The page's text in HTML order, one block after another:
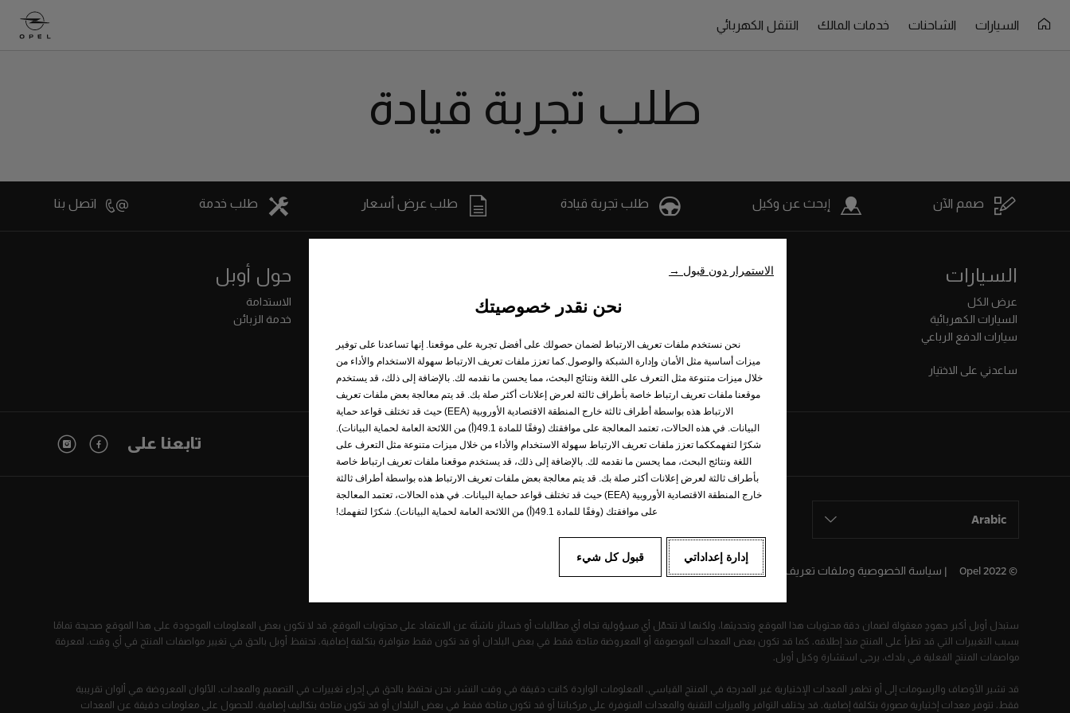
السيارات الشاحنات خدمات المالك التنقل الكهربائي
طلب تجربة قيادة
صمم الآن إبحث عن وكيل طلب تجربة قيادة طلب عرض أسعار طلب خدمة اتصل بنا
السيارات
عرض الكل
السيارات الكهربائية
سيارات الدفع الرباعي
ساعدني على الاختيار
الشاحنات
مقاطع فيديو التقنيات
أوبل كلاسيك
حول أوبل
الاستدامة
خدمة الزبائن
تابعنا على
Arabic
© Opel 2022 سياسة الخصوصية وملفات تعريف الارتباط Cookies policy
ستبذل أوبل أكبر جهودٍ معقولة لضمان دقة محتويات هذا الموقع وتحديثها، ولكنها لا تتحمّل أي مسؤولية تجاه أي مطالبات أو خسائر ناشئة عن الاعتماد على محتويات الموقع. قد لا تكون بعض المعلومات الموجودة على هذا الموقع صحيحة تمامًا
بسبب التغييرات التي قد تطرأ على المنتج منذ إطلاقه. كما قد تكون بعض المعدات الموصوفة أو المعروضة متاحة فقط في بعض البلدان أو قد تكون فقط متوافرة بتكلفة إضافية. تحتفظ أوبل بالحق في تغيير مواصفات المنتج في أي وقت. لمعرفة
مواصفات المنتج الفعلية في بلدك، يرجى استشارة وكيل أوبل.
قد تشير الأوصاف والرسومات إلى أو تظهر المعدات الإختيارية غير المدرجة في المنتج القياسي. المعلومات الواردة كانت دقيقة في وقت النشر. نحن نحتفظ بالحق في إجراء تغييرات في التصميم والمعدات. الألوان المعروضة هي ألوان تقريبية
فقط. تتوفر معدات إختيارية مصورة بتكلفة إضافية. قد يختلف التوافر والميزات التقنية والمعدات المتوفرة على مركباتنا أو قد تكون متاحة فقط في بعض البلدان أو قد تكون متاحة بتكاليف إضافية. للحصول على معلومات دقيقة عن المعدات
الاستمرار دون قبول →
نحن نقدر خصوصيتك
نحن نستخدم ملفات تعريف الارتباط لضمان حصولك على أفضل تجربة على موقعنا. إنها تساعدنا على توفير
ميزات أساسية مثل الأمان وإدارة الشبكة والوصول.كما تعزز ملفات تعريف الارتباط سهولة الاستخدام والأداء من
خلال ميزات متنوعة مثل التعرف على اللغة ونتائج البحث، مما يحسن ما نقدمه لك. بالإضافة إلى ذلك، قد يستخدم
موقعنا ملفات تعريف ارتباط خاصة بأطراف ثالثة لعرض إعلانات أكثر صلة بك. قد يتم معالجة بعض ملفات تعريف
الارتباط هذه بواسطة أطراف ثالثة خارج المنطقة الاقتصادية الأوروبية (EEA) حيث قد تختلف قواعد حماية
البيانات. في هذه الحالات، تعتمد المعالجة على موافقتك (وفقًا للمادة 49.1(أ) من اللائحة العامة لحماية البيانات).
شكرًا لتفهمككما تعزز ملفات تعريف الارتباط سهولة الاستخدام والأداء من خلال ميزات متنوعة مثل التعرف على
اللغة ونتائج البحث، مما يحسن ما نقدمه لك. بالإضافة إلى ذلك، قد يستخدم موقعنا ملفات تعريف ارتباط خاصة
بأطراف ثالثة لعرض إعلانات أكثر صلة بك. قد يتم معالجة بعض ملفات تعريف الارتباط هذه بواسطة أطراف ثالثة
خارج المنطقة الاقتصادية الأوروبية (EEA) حيث قد تختلف قواعد حماية البيانات. في هذه الحالات، تعتمد المعالجة
على موافقتك (وفقًا للمادة 49.1(أ) من اللائحة العامة لحماية البيانات). شكرًا لتفهمك!
إدارة إعداداتي قبول كل شيء